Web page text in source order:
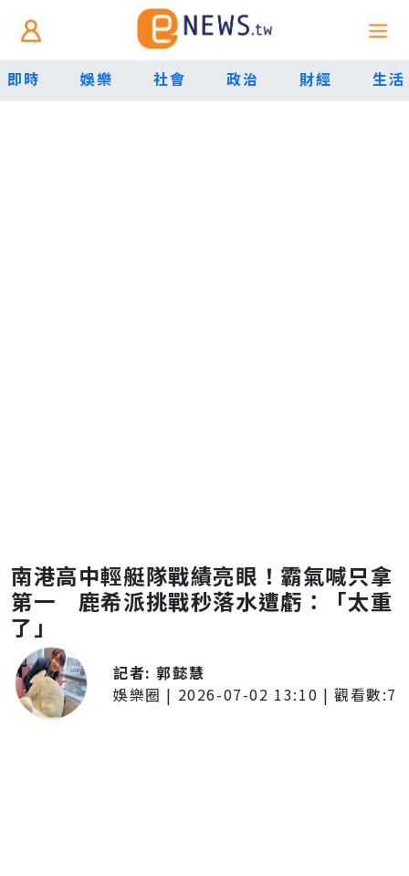
即時 娛樂 社會 政治 財經 生活
南港高中輕艇隊戰績亮眼！霸氣喊只拿
第一 鹿希派挑戰秒落水遭虧：「太重
了」
記者:郭懿慧
娛樂圈 | 2026-07-02 13:10 | 觀看數:7